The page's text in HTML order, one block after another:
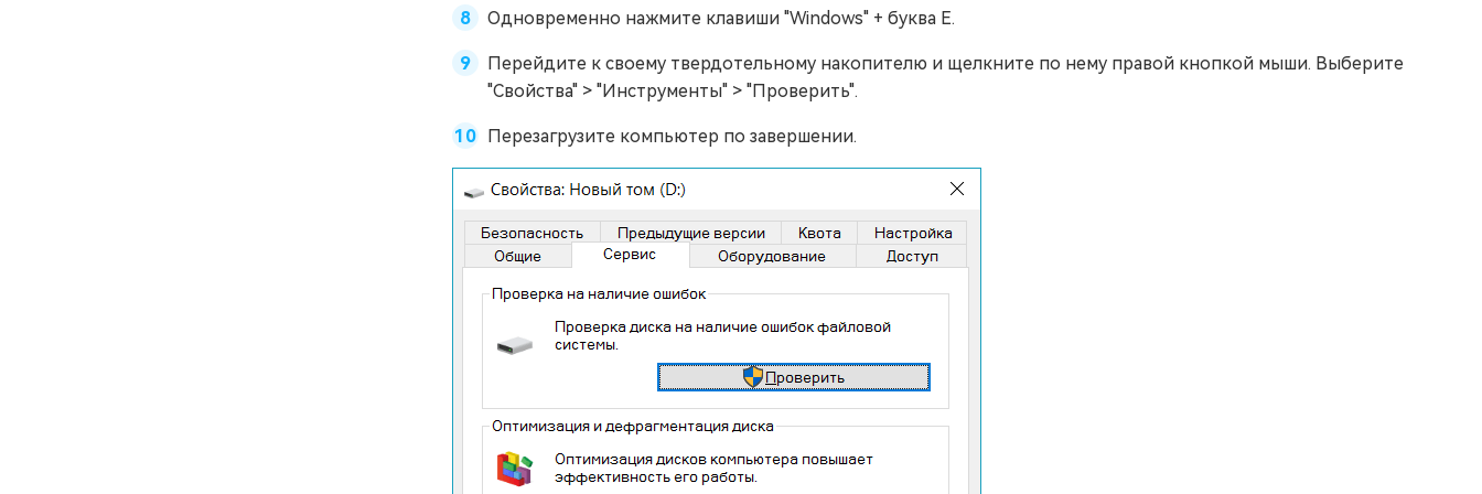
Одновременно нажмите клавиши "Windows" + буква E.
Перейдите к своему твердотельному накопителю и щелкните по нему правой кнопкой мыши. Выберите
"Свойства" > "Инструменты" > "Проверить".
Перезагрузите компьютер по завершении.